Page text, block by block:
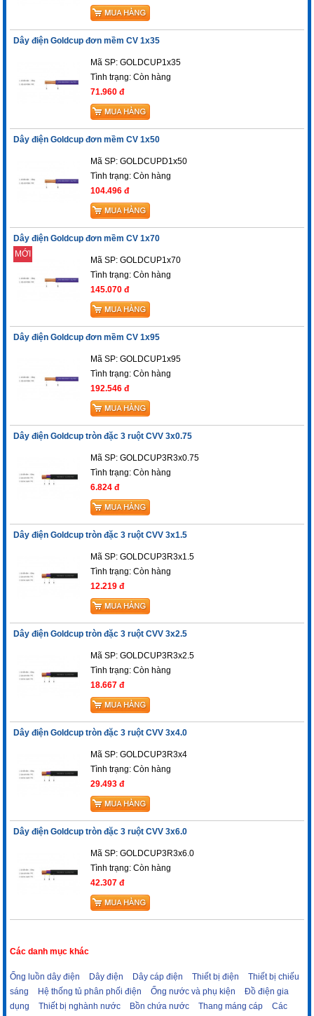
Dây điện Goldcup đơn mềm CV 1x35
Mã SP: GOLDCUP1x35
Tình trạng:Còn hàng
71.960 đ
Dây điện Goldcup đơn mềm CV 1x50
Mã SP: GOLDCUPD1x50
Tình trạng:Còn hàng
104.496 đ
Dây điện Goldcup đơn mềm CV 1x70
MỚI
Mã SP: GOLDCUP1x70
Tình trạng:Còn hàng
145.070 đ
Dây điện Goldcup đơn mềm CV 1x95
Mã SP: GOLDCUP1x95
Tình trạng:Còn hàng
192.546 đ
Dây điện Goldcup tròn đặc 3 ruột CVV 3x0.75
Mã SP: GOLDCUP3R3x0.75
Tình trạng:Còn hàng
6.824 đ
Dây điện Goldcup tròn đặc 3 ruột CVV 3x1.5
Mã SP: GOLDCUP3R3x1.5
Tình trạng:Còn hàng
12.219 đ
Dây điện Goldcup tròn đặc 3 ruột CVV 3x2.5
Mã SP: GOLDCUP3R3x2.5
Tình trạng:Còn hàng
18.667 đ
Dây điện Goldcup tròn đặc 3 ruột CVV 3x4.0
Mã SP: GOLDCUP3R3x4
Tình trạng:Còn hàng
29.493 đ
Dây điện Goldcup tròn đặc 3 ruột CVV 3x6.0
Mã SP: GOLDCUP3R3x6.0
Tình trạng:Còn hàng
42.307 đ
Các danh mục khác
Ống luồn dây điện Dây điện Dây cáp điện Thiết bị điện
Thiết bị chiếu
sáng
Hệ thống tủ phân phối điện Ống nước và phụ kiện
Đồ điện gia
dụng
Thiết bị nghành nước Bồn chứa nước Thang máng cáp
Các